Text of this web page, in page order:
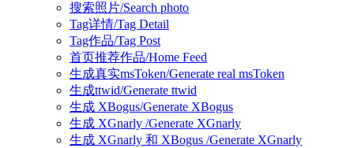
搜索照片/Search photo
Tag详情/Tag Detail
Tag作品/Tag Post
首页推荐作品/Home Feed
生成真实msToken/Generate real msToken
生成ttwid/Generate ttwid
生成 XBogus/Generate XBogus
生成 XGnarly /Generate XGnarly
生成 XGnarly 和 XBogus /Generate XGnarly